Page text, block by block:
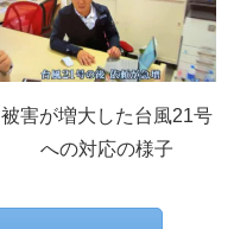
被害が増大した台風21号
への対応の様子